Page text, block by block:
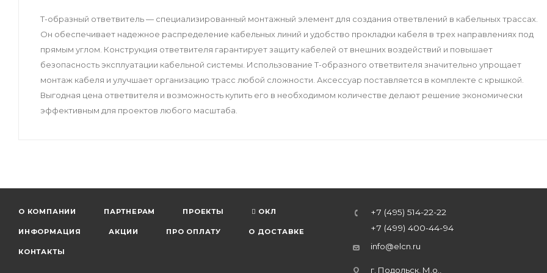
Т-образный ответвитель — специализированный монтажный элемент для создания ответвлений в кабельных трассах.
Он обеспечивает надежное распределение кабельных линий и удобство прокладки кабеля в трех направлениях под
прямым углом. Конструкция ответвителя гарантирует защиту кабелей от внешних воздействий и повышает
безопасность эксплуатации кабельной системы. Использование Т-образного ответвителя значительно упрощает
монтаж кабеля и улучшает организацию трасс любой сложности. Аксессуар поставляется в комплекте с крышкой.
Выгодная цена ответвителя и возможность купить его в необходимом количестве делают решение экономически
эффективным для проектов любого масштаба.
О КОМПАНИИ ПАРТНЕРАМ ПРОЕКТЫ ОКЛ
ИНФОРМАЦИЯ АКЦИИ ПРО ОПЛАТУ О ДОСТАВКЕ
КОНТАКТЫ
+7 (495) 514-22-22
+7 (499) 400-44-94
info@elcn.ru
г. Подольск, М.о.,